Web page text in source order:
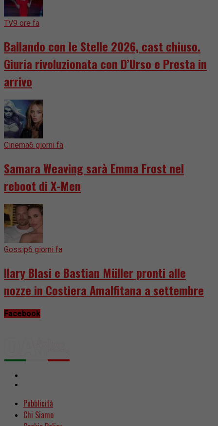
TV9 ore fa
Ballando con le Stelle 2026, cast chiuso.
Giuria rivoluzionata con D’Urso e Presta in
arrivo
Cinema6 giorni fa
Samara Weaving sarà Emma Frost nel
reboot di X-Men
Gossip6 giorni fa
Ilary Blasi e Bastian Müller pronti alle
nozze in Costiera Amalfitana a settembre
Facebook
Pubblicità
Chi Siamo